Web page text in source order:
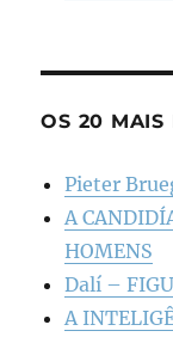
OS 20 MAIS
Pieter
A
HOMENS
Dalí –
A